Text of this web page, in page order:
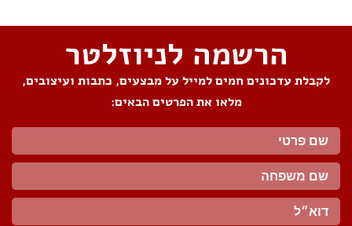
הרשמה לניוזלטר
לקבלת עדכונים חמים למייל על מבצעים, כתבות ועיצובים,
מלאו את הפרטים הבאים: